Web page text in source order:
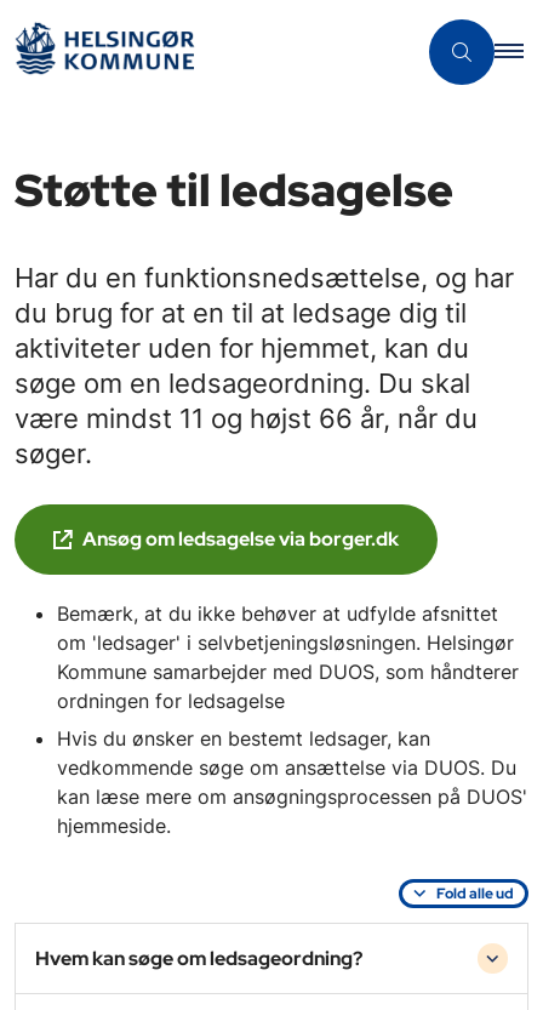
Støtte til ledsagelse
Har du en funktionsnedsættelse, og har
du brug for at en til at ledsage dig til
aktiviteter uden for hjemmet, kan du
søge om en ledsageordning. Du skal
være mindst 11 og højst 66 år, når du
søger.
Ansøg om ledsagelse via borger.dk
Bemærk, at du ikke behøver at udfylde afsnittet
om 'ledsager' i selvbetjeningsløsningen. Helsingør
Kommune samarbejder med DUOS, som håndterer
ordningen for ledsagelse
Hvis du ønsker en bestemt ledsager, kan
vedkommende søge om ansættelse via DUOS. Du
kan læse mere om ansøgningsprocessen på DUOS'
hjemmeside.
Fold alle ud
Hvem kan søge om ledsageordning?